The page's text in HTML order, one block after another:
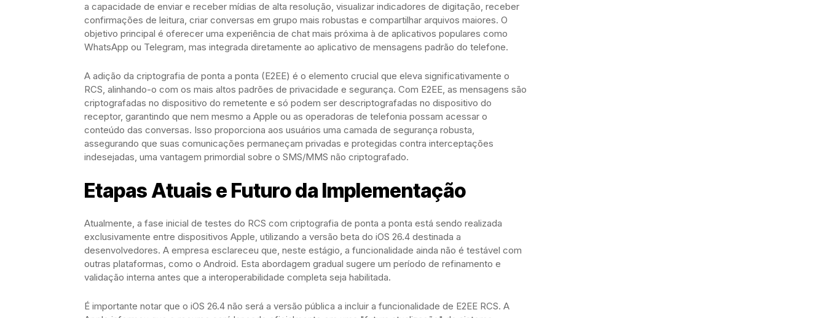
a capacidade de enviar e receber mídias de alta resolução, visualizar indicadores de digitação, receber
confirmações de leitura, criar conversas em grupo mais robustas e compartilhar arquivos maiores. O
objetivo principal é oferecer uma experiência de chat mais próxima à de aplicativos populares como
WhatsApp ou Telegram, mas integrada diretamente ao aplicativo de mensagens padrão do telefone.
A adição da criptografia de ponta a ponta (E2EE) é o elemento crucial que eleva significativamente o
RCS, alinhando-o com os mais altos padrões de privacidade e segurança. Com E2EE, as mensagens são
criptografadas no dispositivo do remetente e só podem ser descriptografadas no dispositivo do
receptor, garantindo que nem mesmo a Apple ou as operadoras de telefonia possam acessar o
conteúdo das conversas. Isso proporciona aos usuários uma camada de segurança robusta,
assegurando que suas comunicações permaneçam privadas e protegidas contra interceptações
indesejadas, uma vantagem primordial sobre o SMS/MMS não criptografado.
Etapas Atuais e Futuro da Implementação
Atualmente, a fase inicial de testes do RCS com criptografia de ponta a ponta está sendo realizada
exclusivamente entre dispositivos Apple, utilizando a versão beta do iOS 26.4 destinada a
desenvolvedores. A empresa esclareceu que, neste estágio, a funcionalidade ainda não é testável com
outras plataformas, como o Android. Esta abordagem gradual sugere um período de refinamento e
validação interna antes que a interoperabilidade completa seja habilitada.
É importante notar que o iOS 26.4 não será a versão pública a incluir a funcionalidade de E2EE RCS. A